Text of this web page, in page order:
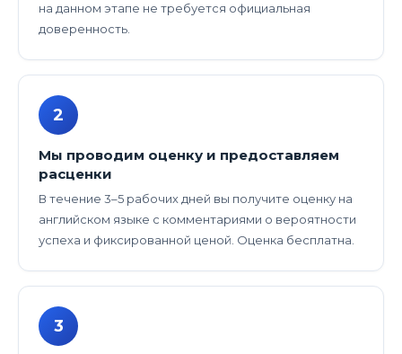
на данном этапе не требуется официальная
доверенность.
2
Мы проводим оценку и предоставляем
расценки
В течение 3–5 рабочих дней вы получите оценку на
английском языке с комментариями о вероятности
успеха и фиксированной ценой. Оценка бесплатна.
3